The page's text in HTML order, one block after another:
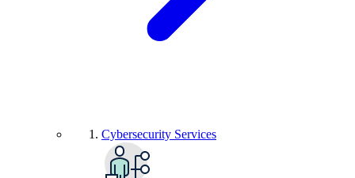
Cybersecurity Services